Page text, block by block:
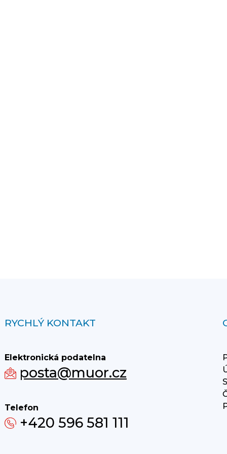
RYCHLÝ KONTAKT
Elektronická podatelna
posta@muor.cz
Telefon
+420 596 581 111